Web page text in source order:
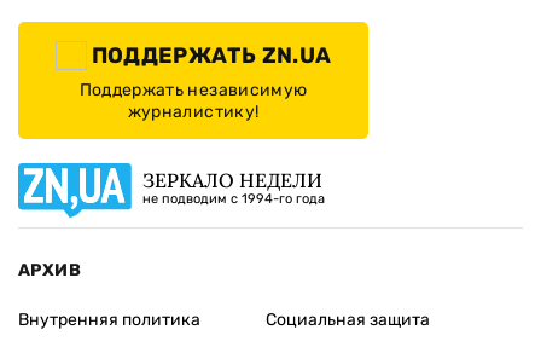
ПОДДЕРЖАТЬ ZN.UA
Поддержать независимую
журналистику!
ЗЕРКАЛО НЕДЕЛИ
не подводим с 1994-го года
АРХИВ
Внутренняя политика
Социальная защита